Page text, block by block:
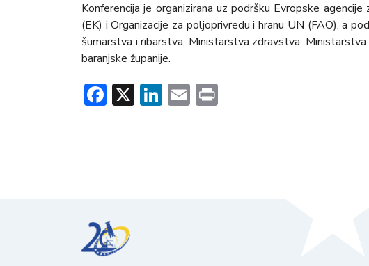
Konferencija je organizirana uz podršku Evropske
(EK) i Organizacije za poljoprivredu i hranu UN (FAO), a
šumarstva i ribarstva, Ministarstva zdravstva,
baranjske županije.
Facebook
X LinkedIn
Email